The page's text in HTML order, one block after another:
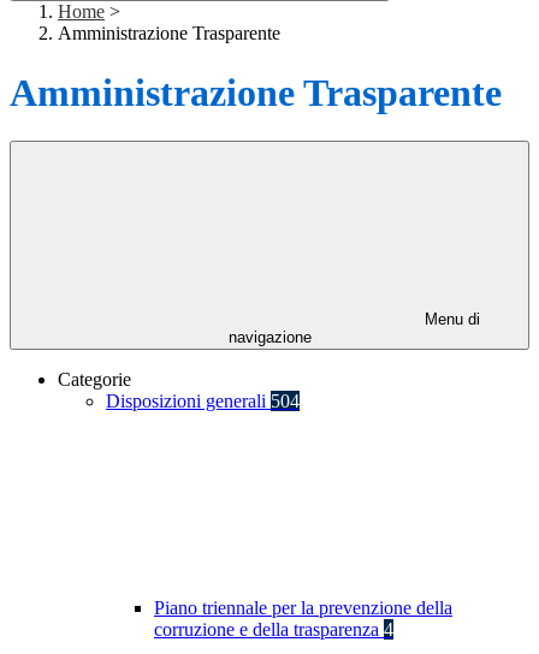
Home >
Amministrazione Trasparente
Amministrazione Trasparente
Menu di
navigazione
Categorie
Disposizioni generali 504
Piano triennale per la prevenzione della
corruzione e della trasparenza 4